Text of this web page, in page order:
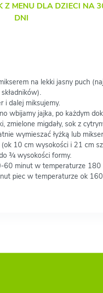
Z MENU DLA DZIECI NA
DNI
na lekki jasny puch
i dalej miksujemy.
wbijamy jajka, po każdym
zmielone migdały, sok z
wymieszać łyżką lub
10 cm wysokości i 21 cm
¾ wysokości formy.
60 minut w temperaturze 180
piec w temperaturze ok